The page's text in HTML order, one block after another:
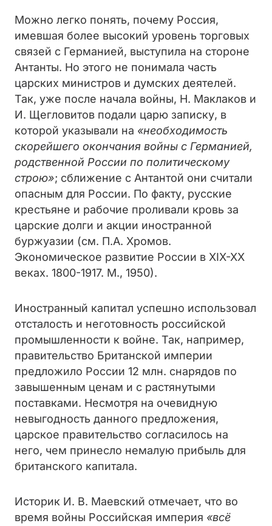
Можно легко понять, почему Россия,
имевшая более высокий уровень торговых
связей с Германией, выступила на стороне
Антанты. Но этого не понимала часть
царских министров и думских деятелей.
Так, уже после начала войны, Н. Маклаков и
И. Щегловитов подали царю записку, в
которой указывали на «необходимость
скорейшего окончания войны с Германией,
родственной России по политическому
строю»; сближение с Антантой они считали
опасным для России. По факту, русские
крестьяне и рабочие проливали кровь за
царские долги и акции иностранной
буржуазии (см. П.А. Хромов.
Экономическое развитие России в XIX-XX
веках. 1800-1917. М., 1950).
Иностранный капитал успешно использовал
отсталость и неготовность российской
промышленности к войне. Так, например,
правительство Британской империи
предложило России 12 млн. снарядов по
завышенным ценам и с растянутыми
поставками. Несмотря на очевидную
невыгодность данного предложения,
царское правительство согласилось на
него, чем принесло немалую прибыль для
британского капитала.
Историк И. В. Маевский отмечает, что во
время войны Российская империя «всё